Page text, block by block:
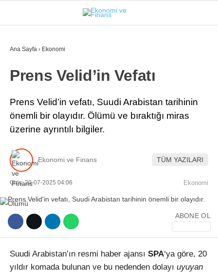
26.5°
İSTANBUL
GÜNDEM
EKONOMI
FINANS
KRIPTO
SEKTÖRLER
TEKNOLOJI
OTOMOBIL
Ana Sayfa › Ekonomi
Prens Velid’in Vefatı
Prens Velid’in vefatı, Suudi Arabistan tarihinin
önemli bir olayıdır. Ölümü ve bıraktığı miras
üzerine ayrıntılı bilgiler.
Ekonomi ve Finans TÜM YAZILARI
Giriş: 20-07-2025 04:06 Ekonomi
ABONE OL
Suudi Arabistan’ın resmi haber ajansı SPA‘ya göre, 20
yıldır komada bulunan ve bu nedenden dolayı uyuyan